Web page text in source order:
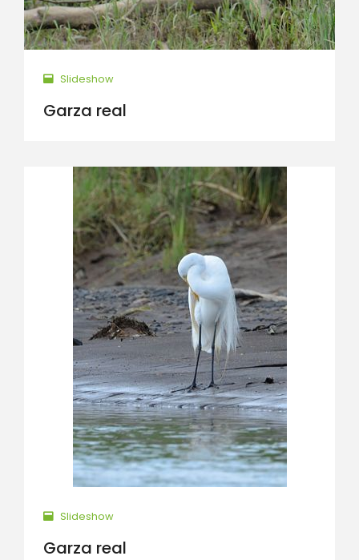
Slideshow
Garza real
Slideshow
Garza real